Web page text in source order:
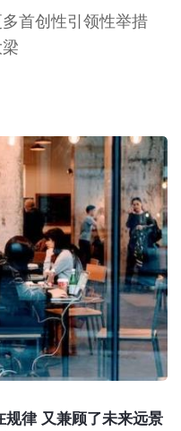
首创性引领性举措
规律 又兼顾了未来远景